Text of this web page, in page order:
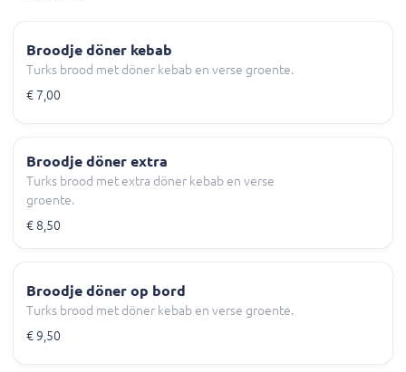
Broodje döner kebab
Turks brood met döner kebab en verse groente.
€ 7,00
Broodje döner extra
Turks brood met extra döner kebab en verse
groente.
€ 8,50
Broodje döner op bord
Turks brood met döner kebab en verse groente.
€ 9,50